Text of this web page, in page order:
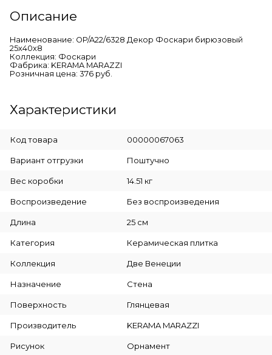
Описание
Наименование: OP/A22/6328 Декор Фоскари бирюзовый
25х40х8
Коллекция: Фоскари
Фабрика: KERAMA MARAZZI
Розничная цена: 376 руб.
Характеристики
Код товара 00000067063
Вариант отгрузки Поштучно
Вес коробки 14.51 кг
Воспроизведение Без воспроизведения
Длина 25 см
Категория Керамическая плитка
Коллекция Две Венеции
Назначение Стена
Поверхность Глянцевая
Производитель KERAMA MARAZZI
Рисунок Орнамент